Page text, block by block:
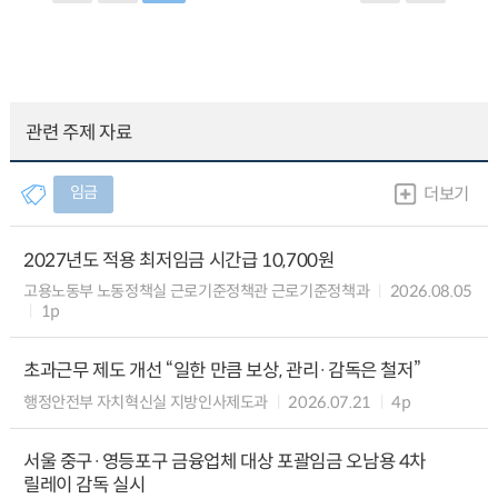
관련 주제 자료
임금 더보기
2027년도 적용 최저임금 시간급 10,700원
고용노동부 노동정책실 근로기준정책관 근로기준정책과
2026.08.05
1p
초과근무 제도 개선 “일한 만큼 보상, 관리·감독은 철저”
행정안전부 자치혁신실 지방인사제도과 2026.07.21 4p
서울 중구·영등포구 금융업체 대상 포괄임금 오남용 4차
릴레이 감독 실시